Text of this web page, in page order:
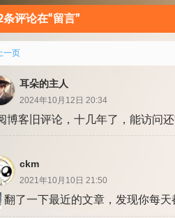
条评论在“留言”
一页
耳朵的主人
2024年10月12日 20:34
博客旧评论，十几年了，能访问
ckm
2021年10月10日 21:50
翻了一下最近的文章，发现你每天